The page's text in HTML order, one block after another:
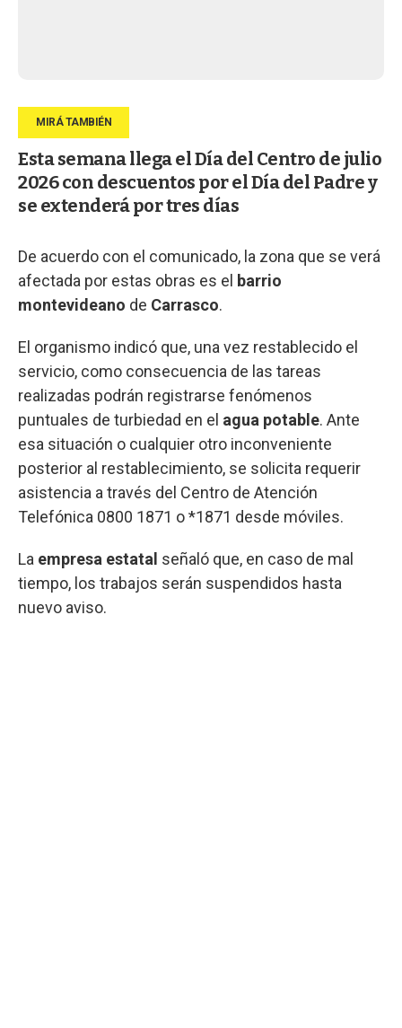
Esta semana llega el Día del Centro de julio
2026 con descuentos por el Día del Padre y
se extenderá por tres días
De acuerdo con el comunicado, la zona que se verá
afectada por estas obras es el barrio
montevideano de Carrasco.
El organismo indicó que, una vez restablecido el
servicio, como consecuencia de las tareas
realizadas podrán registrarse fenómenos
puntuales de turbiedad en el agua potable. Ante
esa situación o cualquier otro inconveniente
posterior al restablecimiento, se solicita requerir
asistencia a través del Centro de Atención
Telefónica 0800 1871 o *1871 desde móviles.
La empresa estatal señaló que, en caso de mal
tiempo, los trabajos serán suspendidos hasta
nuevo aviso.